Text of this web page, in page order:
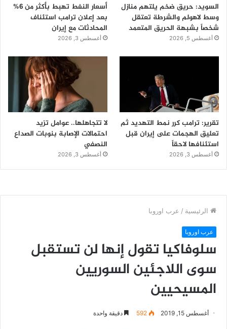
السويد: حريق ضخم يلتهم منازل
وسط لاهولم والشرطة تعتقل
شخصاً بشبهة الحريق المتعمد
أغسطس 5, 2026
أسعار النفط تهبط بأكثر من 6%
بعد إعلان ترامب استئناف
المحادثات مع إيران
أغسطس 3, 2026
تقرير: ترامب كرر نمط التهديد ثم
تعليق الهجمات على إيران قبل
استئنافها لاحقاً
أغسطس 3, 2026
لا تتجاهلها.. عوامل تزيد
احتمالات الإصابة بنوبات الصداع
النصفي
أغسطس 3, 2026